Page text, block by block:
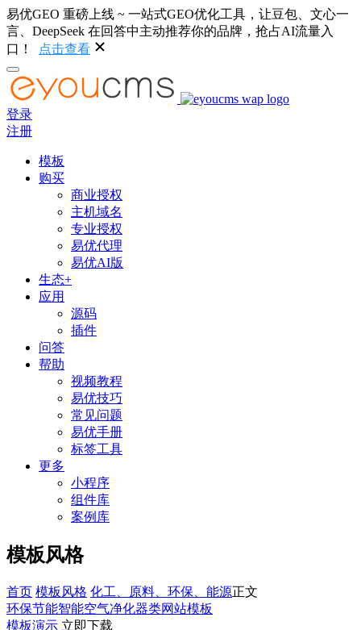
易优GEO 重磅上线 ~ 一站式GEO优化工具，让豆包、文心一
言、DeepSeek 在回答中主动推荐你的品牌，抢占AI流量入
口！
点击查看
登录
注册
模板
购买
商业授权
主机域名
专业授权
易优代理
易优AI版
生态+
应用
源码
插件
问答
帮助
视频教程
易优技巧
常见问题
易优手册
标签工具
更多
小程序
组件库
案例库
模板风格
首页 模板风格 化工、原料、环保、能源正文
环保节能智能空气净化器类网站模板
模板演示 立即下载